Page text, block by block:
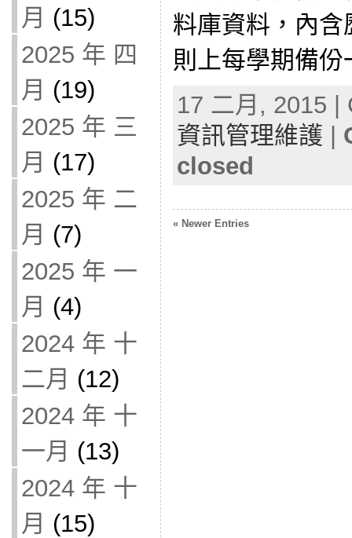
月 (15)
2025 年 四
月 (19)
2025 年 三
月 (17)
2025 年 二
月 (7)
2025 年 一
月 (4)
2024 年 十
二月 (12)
2024 年 十
一月 (13)
2024 年 十
月 (15)
料庫資料，內
則上每學期備
17 二月, 2015
資訊管理維護
closed
« Newer Entries